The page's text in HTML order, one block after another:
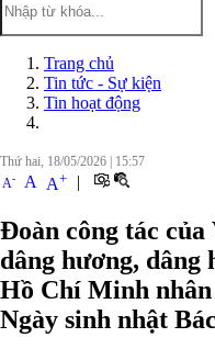
Trang chủ
Tin tức - Sự kiện
Tin hoạt động
Thứ hai, 18/05/2026
15:57
A- A A+ |
Đoàn công tác
dâng hương, dâng
Hồ Chí Minh
Ngày sinh nhật Bác